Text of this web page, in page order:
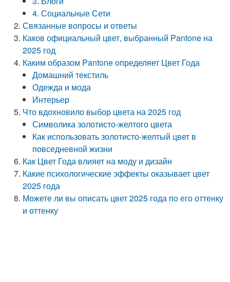
4. Социальные Сети
Связанные вопросы и ответы
Каков официальный цвет, выбранный Pantone на
2025 год
Каким образом Pantone определяет Цвет Года
Домашний текстиль
Одежда и мода
Интерьер
Что вдохновило выбор цвета на 2025 год
Символика золотисто-желтого цвета
Как использовать золотисто-желтый цвет в
повседневной жизни
Как Цвет Года влияет на моду и дизайн
Какие психологические эффекты оказывает цвет
2025 года
Можете ли вы описать цвет 2025 года по его оттенку
и оттенку